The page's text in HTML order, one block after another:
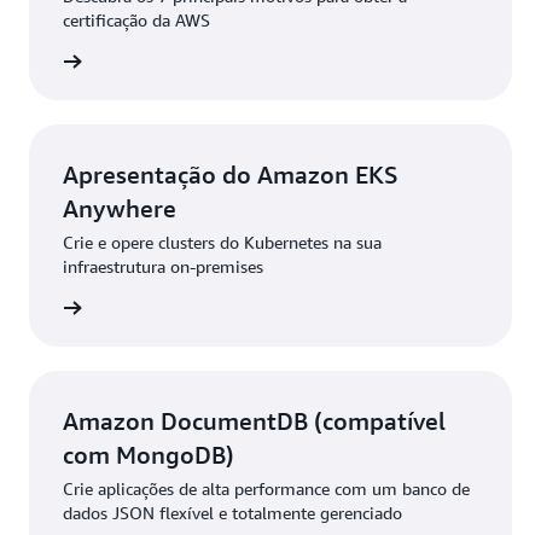
certificação da AWS
Apresentação do Amazon EKS
Anywhere
Crie e opere clusters do Kubernetes na sua
infraestrutura on-premises
Amazon DocumentDB (compatível
com MongoDB)
Crie aplicações de alta performance com um banco de
dados JSON flexível e totalmente gerenciado